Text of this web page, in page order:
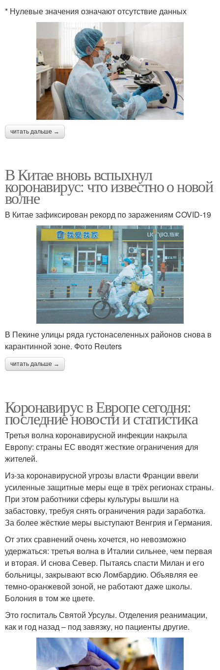
* Нулевые значения означают отсутствие данных
читать дальше →
В Китае вновь вспыхнул
коронавирус: что известно о новой
волне
В Китае зафиксирован рекорд по заражениям COVID-19
В Пекине улицы ряда густонаселенных районов снова в
карантинной зоне. Фото Reuters
читать дальше →
Коронавирус в Европе сегодня:
последние новости и статистика
Третья волна коронавирусной инфекции накрыла
Европу: страны ЕС вводят жесткие ограничения для
жителей.
Из-за коронавирусной угрозы власти Франции ввели
усиленные защитные меры еще в трёх регионах страны.
При этом работники сферы культуры вышли на
забастовку, требуя снять ограничения ради заработка.
За более жёсткие меры выступают Венгрия и Германия.
От этих сравнений очень хочется, но невозможно
удержаться: третья волна в Италии сильнее, чем первая
и вторая. И снова Север. Пытаясь спасти Милан и его
больницы, закрывают всю Ломбардию. Объявляя ее
темно-оранжевой зоной, не работают даже школы.
Болония в том же цвете.
Это госпиталь Святой Урсулы. Отделения реанимации,
как и год назад – под завязку, но пациенты другие.